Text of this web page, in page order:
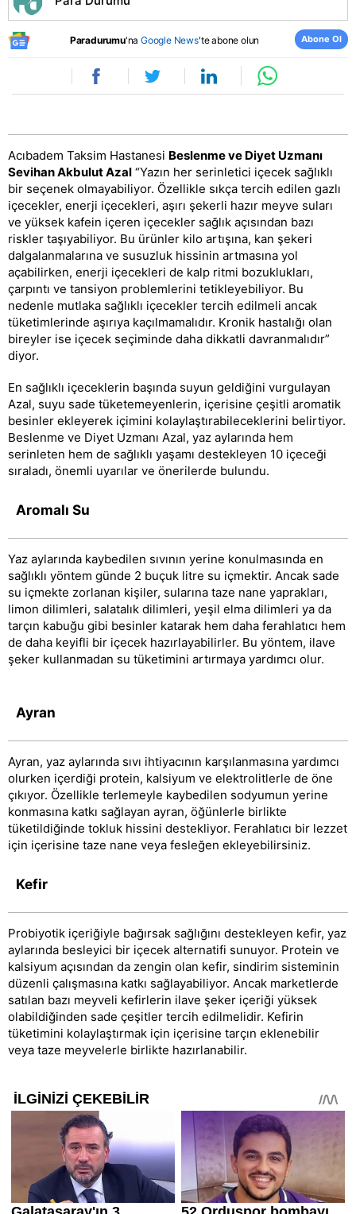
Paradurumu'naGoogle News'te abone olun Abone Ol
Acıbadem Taksim Hastanesi Beslenme ve Diyet Uzmanı
Sevihan Akbulut Azal “Yazın her serinletici içecek sağlıklı
bir seçenek olmayabiliyor. Özellikle sıkça tercih edilen gazlı
içecekler, enerji içecekleri, aşırı şekerli hazır meyve suları
ve yüksek kafein içeren içecekler sağlık açısından bazı
riskler taşıyabiliyor. Bu ürünler kilo artışına, kan şekeri
dalgalanmalarına ve susuzluk hissinin artmasına yol
açabilirken, enerji içecekleri de kalp ritmi bozuklukları,
çarpıntı ve tansiyon problemlerini tetikleyebiliyor. Bu
nedenle mutlaka sağlıklı içecekler tercih edilmeli ancak
tüketimlerinde aşırıya kaçılmamalıdır. Kronik hastalığı olan
bireyler ise içecek seçiminde daha dikkatli davranmalıdır”
diyor.
En sağlıklı içeceklerin başında suyun geldiğini vurgulayan
Azal, suyu sade tüketemeyenlerin, içerisine çeşitli aromatik
besinler ekleyerek içimini kolaylaştırabileceklerini belirtiyor.
Beslenme ve Diyet Uzmanı Azal, yaz aylarında hem
serinleten hem de sağlıklı yaşamı destekleyen 10 içeceği
sıraladı, önemli uyarılar ve önerilerde bulundu.
Aromalı Su
Yaz aylarında kaybedilen sıvının yerine konulmasında en
sağlıklı yöntem günde 2 buçuk litre su içmektir. Ancak sade
su içmekte zorlanan kişiler, sularına taze nane yaprakları,
limon dilimleri, salatalık dilimleri, yeşil elma dilimleri ya da
tarçın kabuğu gibi besinler katarak hem daha ferahlatıcı hem
de daha keyifli bir içecek hazırlayabilirler. Bu yöntem, ilave
şeker kullanmadan su tüketimini artırmaya yardımcı olur.
Ayran
Ayran, yaz aylarında sıvı ihtiyacının karşılanmasına yardımcı
olurken içerdiği protein, kalsiyum ve elektrolitlerle de öne
çıkıyor. Özellikle terlemeyle kaybedilen sodyumun yerine
konmasına katkı sağlayan ayran, öğünlerle birlikte
tüketildiğinde tokluk hissini destekliyor. Ferahlatıcı bir lezzet
için içerisine taze nane veya fesleğen ekleyebilirsiniz.
Kefir
Probiyotik içeriğiyle bağırsak sağlığını destekleyen kefir, yaz
aylarında besleyici bir içecek alternatifi sunuyor. Protein ve
kalsiyum açısından da zengin olan kefir, sindirim sisteminin
düzenli çalışmasına katkı sağlayabiliyor. Ancak marketlerde
satılan bazı meyveli kefirlerin ilave şeker içeriği yüksek
olabildiğinden sade çeşitler tercih edilmelidir. Kefirin
tüketimini kolaylaştırmak için içerisine tarçın eklenebilir
veya taze meyvelerle birlikte hazırlanabilir.